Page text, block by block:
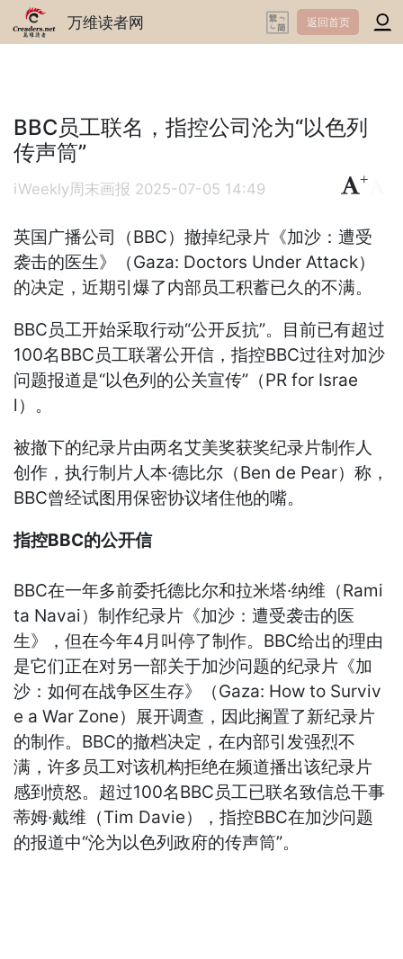
万维读者网 返回首页
BBC员工联名，指控公司沦为“以色列
传声筒”
iWeekly周末画报 2025-07-05 14:49
+
英国广播公司（BBC）撤掉纪录片《加沙：遭受
袭击的医生》（Gaza: Doctors Under Attack）
的决定，近期引爆了内部员工积蓄已久的不满。
BBC员工开始采取行动“公开反抗”。目前已有超过
100名BBC员工联署公开信，指控BBC过往对加沙
问题报道是“以色列的公关宣传”（PR for Israe
l）。
被撤下的纪录片由两名艾美奖获奖纪录片制作人
创作，执行制片人本·德比尔（Ben de Pear）称，
BBC曾经试图用保密协议堵住他的嘴。
指控BBC的公开信
BBC在一年多前委托德比尔和拉米塔·纳维（Rami
ta Navai）制作纪录片《加沙：遭受袭击的医
生》，但在今年4月叫停了制作。BBC给出的理由
是它们正在对另一部关于加沙问题的纪录片《加
沙：如何在战争区生存》（Gaza: How to Surviv
e a War Zone）展开调查，因此搁置了新纪录片
的制作。BBC的撤档决定，在内部引发强烈不
满，许多员工对该机构拒绝在频道播出该纪录片
感到愤怒。超过100名BBC员工已联名致信总干事
蒂姆·戴维（Tim Davie），指控BBC在加沙问题
的报道中“沦为以色列政府的传声筒”。